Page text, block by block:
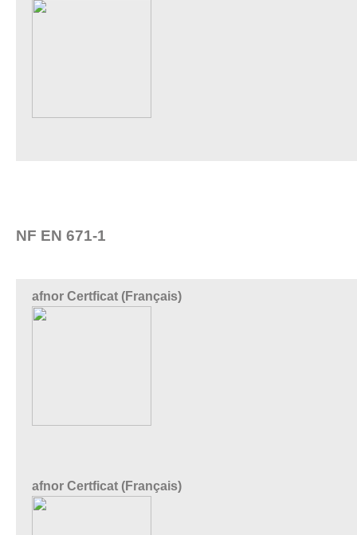
NF EN 671-1
afnor Certficat (Français)
afnor Certficat (Français)